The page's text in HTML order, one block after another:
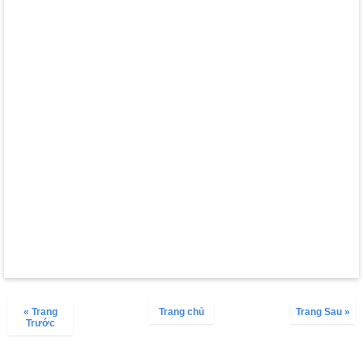
« Trang
Trước
Trang Sau »
Trang chủ